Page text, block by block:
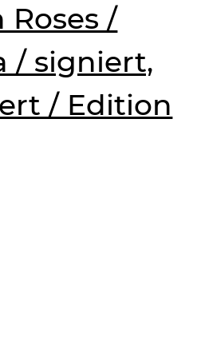
/
/ signiert,
/ Edition